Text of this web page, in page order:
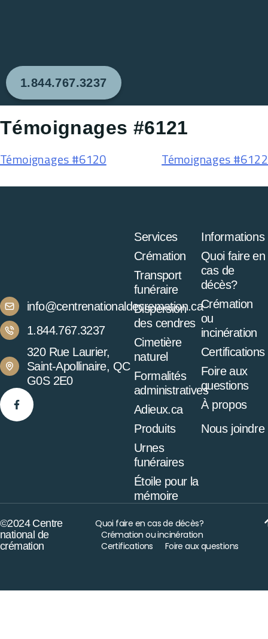
1.844.767.3237
Témoignages #6121
Témoignages #6120 Témoignages #6122
info@centrenationaldecremation.ca
1.844.767.3237
320 Rue Laurier,
Saint-Apollinaire, QC
G0S 2E0
Services
Crémation
Transport
funéraire
Dispersion
des cendres
Cimetière
naturel
Formalités
administratives
Adieux.ca
Produits
Urnes
funéraires
Étoile pour la
mémoire
Informations
Quoi faire en
cas de
décès?
Crémation
ou
incinération
Certifications
Foire aux
questions
À propos
Nous joindre
©2024 Centre
national de
crémation
Quoi faire en cas de décès?
Crémation ou incinération
Certifications
Foire aux questions